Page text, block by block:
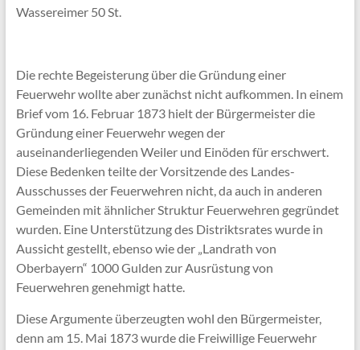
Wassereimer 50 St.
Die rechte Begeisterung über die Gründung einer
Feuerwehr wollte aber zunächst nicht aufkommen. In einem
Brief vom 16. Februar 1873 hielt der Bürgermeister die
Gründung einer Feuerwehr wegen der
auseinanderliegenden Weiler und Einöden für erschwert.
Diese Bedenken teilte der Vorsitzende des Landes-
Ausschusses der Feuerwehren nicht, da auch in anderen
Gemeinden mit ähnlicher Struktur Feuerwehren gegründet
wurden. Eine Unterstützung des Distriktsrates wurde in
Aussicht gestellt, ebenso wie der „Landrath von
Oberbayern“ 1000 Gulden zur Ausrüstung von
Feuerwehren genehmigt hatte.
Diese Argumente überzeugten wohl den Bürgermeister,
denn am 15. Mai 1873 wurde die Freiwillige Feuerwehr